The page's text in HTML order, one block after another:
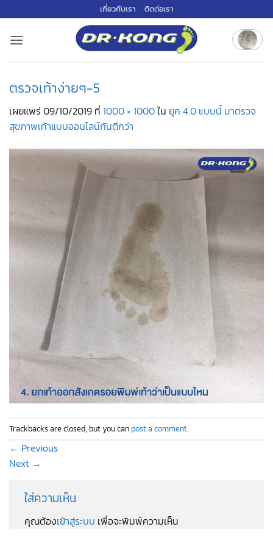
ไป
เกี่ยวกับเรา ติดต่อเรา
ตรวจเท้าง่ายๆ-5
เผยแพร่09/10/2019 ที่ 1000 × 1000ใน ยุค 4.0 แบบนี้ มาตรวจ
สุขภาพเท้าแบบออนไลน์กันดีกว่า
Trackbacks are closed, but you can post a comment.
← Previous
Next →
ใส่ความเห็น
คุณต้องเข้าสู่ระบบ เพื่อจะพิมพ์ความเห็น